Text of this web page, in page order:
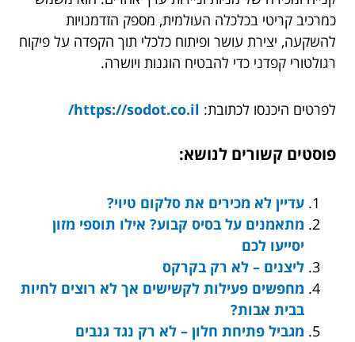
כמרכיב קריטי בכלכלה העולמית, מספק הזדמנויות
להשקעה, יצירת עושר ופיתוח כלכלי תוך הקפדה על פיקוח
רגולטורי קפדני כדי להבטיח הוגנות ויושרה.
לפרטים היכנסו לכתובת: https://sodot.co.il/
פוסטים קשורים לנושא:
עדיין לא מכירים את סלקום טיוי?
מתאמנים על בסיס קבוע? אילו תוספי מזון
יסייעו לכם
ליצנים – לא רק בקרקס
מחפשים פעילות לקשישים אך לא רוצים לחיות
בבית אבות?
מגביל פתיחת חלון – לא רק נגד גנבים